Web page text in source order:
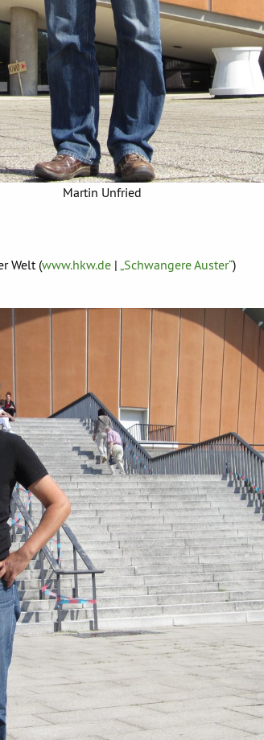
Martin Unfried
Welt (www.hkw.de | „Schwangere Auster“)